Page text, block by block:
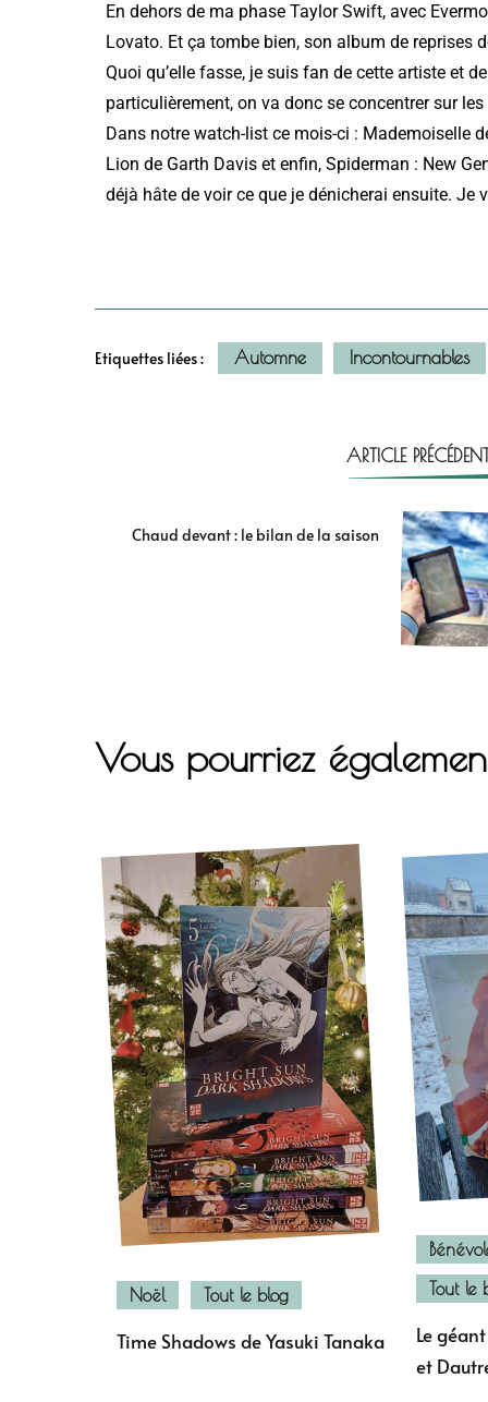
En dehors de ma phase Taylor Swift, avec
Lovato. Et ça tombe bien, son album de reprises
Quoi qu’elle fasse, je suis fan de cette artiste et
particulièrement, on va donc se concentrer sur
Dans notre watch-list ce mois-ci : Mademoiselle
Lion de Garth Davis et enfin, Spiderman : New
déjà hâte de voir ce que je dénicherai ensuite. Je
Etiquettes liées : Automne Incontournables
ARTICLE
Chaud devant : le bilan de la saison
Vous pourriez
Noël Tout le blog
Time Shadows de Yasuki Tanaka
Tout le
Le
et